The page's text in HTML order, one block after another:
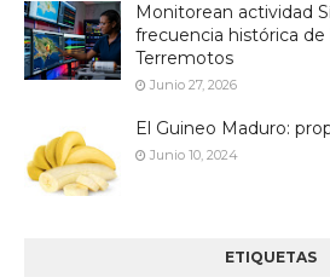
Monitorean actividad
frecuencia histórica de
Terremotos
Junio 27, 2026
El Guineo Maduro:
Junio 10, 2024
ETIQUETAS